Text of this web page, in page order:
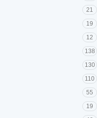
21
19
12
138
130
110
55
19